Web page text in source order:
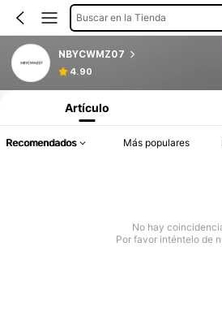
Buscar en la Tienda
NBYCWMZ07
4.90
Artículo
Recomendados Más populares
No hay
Por favor inténtelo de